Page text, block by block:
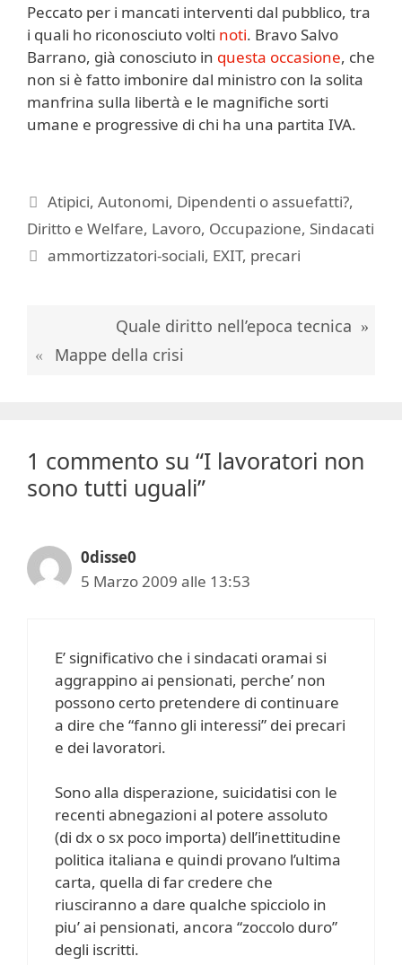
Peccato per i mancati interventi dal pubblico, tra
i quali ho riconosciuto volti noti. Bravo Salvo
Barrano, già conosciuto in questa occasione, che
non si è fatto imbonire dal ministro con la solita
manfrina sulla libertà e le magnifiche sorti
umane e progressive di chi ha una partita IVA.
Categorie
Atipici,Autonomi, Dipendenti o assuefatti?,
Diritto e Welfare, Lavoro, Occupazione, Sindacati
Tag
ammortizzatori-sociali, EXIT, precari
Quale diritto nell’epoca tecnica
Mappe della crisi
1 commento su “I lavoratori non
sono tutti uguali”
0disse0
5 Marzo 2009 alle 13:53
E’ significativo che i sindacati oramai si
aggrappino ai pensionati, perche’ non
possono certo pretendere di continuare
a dire che “fanno gli interessi” dei precari
e dei lavoratori.
Sono alla disperazione, suicidatisi con le
recenti abnegazioni al potere assoluto
(di dx o sx poco importa) dell’inettitudine
politica italiana e quindi provano l’ultima
carta, quella di far credere che
riusciranno a dare qualche spicciolo in
piu’ ai pensionati, ancora “zoccolo duro”
degli iscritti.